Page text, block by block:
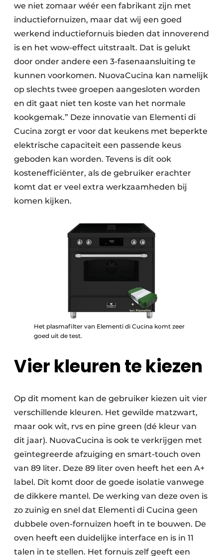
we niet zomaar wéér een fabrikant zijn met
inductiefornuizen, maar dat wij een goed
werkend inductiefornuis bieden dat innoverend
is en het wow-effect uitstraalt. Dat is gelukt
door onder andere een 3-fasenaansluiting te
kunnen voorkomen. NuovaCucina kan namelijk
op slechts twee groepen aangesloten worden
en dit gaat niet ten koste van het normale
kookgemak.” Deze innovatie van Elementi di
Cucina zorgt er voor dat keukens met beperkte
elektrische capaciteit een passende keus
geboden kan worden. Tevens is dit ook
kostenefficiënter, als de gebruiker erachter
komt dat er veel extra werkzaamheden bij
komen kijken.
Het plasmafilter van Elementi di Cucina komt zeer
goed uit de test.
Vier kleuren te kiezen
Op dit moment kan de gebruiker kiezen uit vier
verschillende kleuren. Het gewilde matzwart,
maar ook wit, rvs en pine green (dé kleur van
dit jaar). NuovaCucina is ook te verkrijgen met
geïntegreerde afzuiging en smart-touch oven
van 89 liter. Deze 89 liter oven heeft het een A+
label. Dit komt door de goede isolatie vanwege
de dikkere mantel. De werking van deze oven is
zo zuinig en snel dat Elementi di Cucina geen
dubbele oven-fornuizen hoeft in te bouwen. De
oven heeft een duidelijke interface en is in 11
talen in te stellen. Het fornuis zelf geeft een